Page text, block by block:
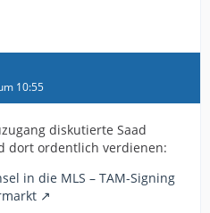
10:55
diskutierte Saad
dort ordentlich verdienen:
in die MLS – TAM-Signing